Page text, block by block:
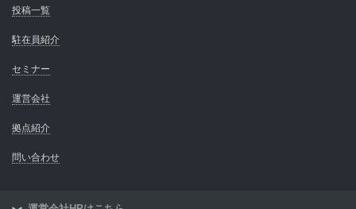
投稿一覧
駐在員紹介
セミナー
運営会社
拠点紹介
問い合わせ